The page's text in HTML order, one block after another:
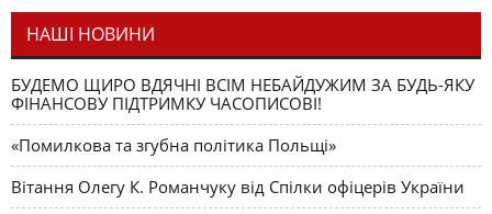
НАШІ НОВИНИ
БУДЕМО ЩИРО ВДЯЧНІ ВСІМ НЕБАЙДУЖИМ ЗА БУДЬ-ЯКУ
ФІНАНСОВУ ПІДТРИМКУ ЧАСОПИСОВІ!
«Помилкова та згубна політика Польщі»
Вітання Олегу К. Романчуку від Спілки офіцерів України